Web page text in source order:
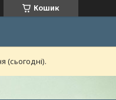
Кошик
(сьогодні).